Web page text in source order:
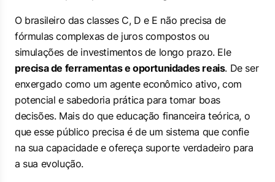
O brasileiro das classes C, D e E não precisa de
fórmulas complexas de juros compostos ou
simulações de investimentos de longo prazo. Ele
precisa de ferramentas e oportunidades reais. De ser
enxergado como um agente econômico ativo, com
potencial e sabedoria prática para tomar boas
decisões. Mais do que educação financeira teórica, o
que esse público precisa é de um sistema que confie
na sua capacidade e ofereça suporte verdadeiro para
a sua evolução.